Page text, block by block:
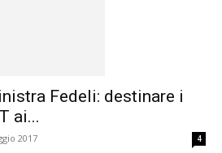
Fedeli: destinare i
ai...
2017 4